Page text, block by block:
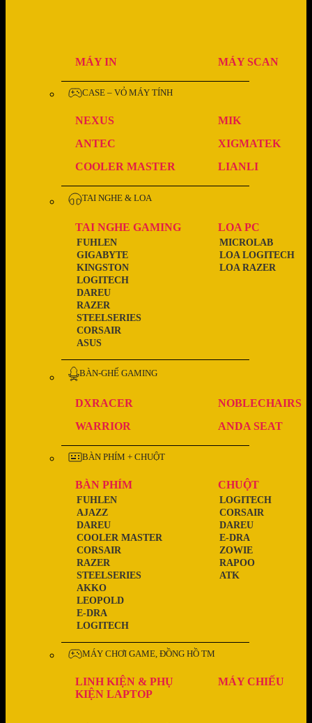
MÁY IN MÁY SCAN
CASE – VỎ MÁY TÍNH
NEXUS
MIK
ANTEC
XIGMATEK
COOLER MASTER
LIANLI
TAI NGHE & LOA
TAI NGHE GAMING
ASUS
CORSAIR
STEELSERIES
RAZER
DAREU
LOGITECH
KINGSTON
GIGABYTE
FUHLEN
LOA PC
LOA RAZER
LOA LOGITECH
MICROLAB
BÀN-GHẾ GAMING
DXRACER
NOBLECHAIRS
WARRIOR
ANDA SEAT
BÀN PHÍM + CHUỘT
BÀN PHÍM
LOGITECH
E-DRA
LEOPOLD
AKKO
STEELSERIES
RAZER
CORSAIR
COOLER MASTER
DAREU
AJAZZ
FUHLEN
CHUỘT
ATK
RAPOO
ZOWIE
E-DRA
DAREU
CORSAIR
LOGITECH
MÁY CHƠI GAME, ĐỒNG HỒ TM
LINH KIỆN & PHỤ
KIỆN LAPTOP
MÁY CHIẾU